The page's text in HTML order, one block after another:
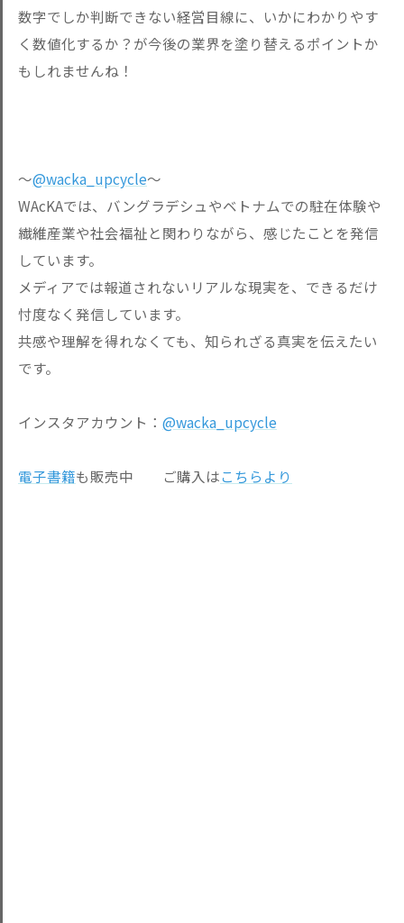
数字でしか判断できない経営目線に、いかにわかりやす
く数値化するか？が今後の業界を塗り替えるポイントか
もしれませんね！
～@wacka_upcycle～
WAcKAでは、バングラデシュやベトナムでの駐在体験や
繊維産業や社会福祉と関わりながら、感じたことを発信
しています。
メディアでは報道されないリアルな現実を、できるだけ
忖度なく発信しています。
共感や理解を得れなくても、知られざる真実を伝えたい
です。
インスタアカウント： @wacka_upcycle
電子書籍も販売中 ご購入はこちらより